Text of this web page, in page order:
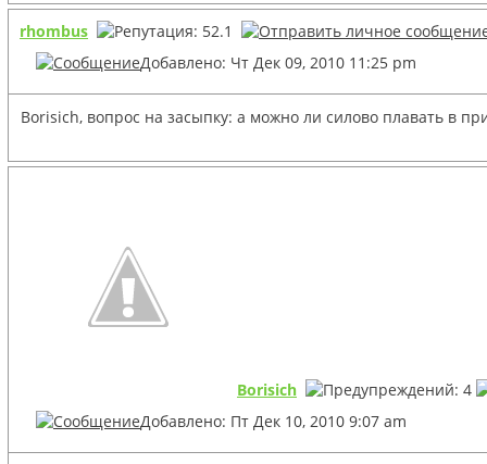
rhombus
Добавлено: Чт Дек 09, 2010 11:25 pm
Borisich, вопрос на засыпку: а можно ли силово плавать в
Borisich
Добавлено: Пт Дек 10, 2010 9:07 am